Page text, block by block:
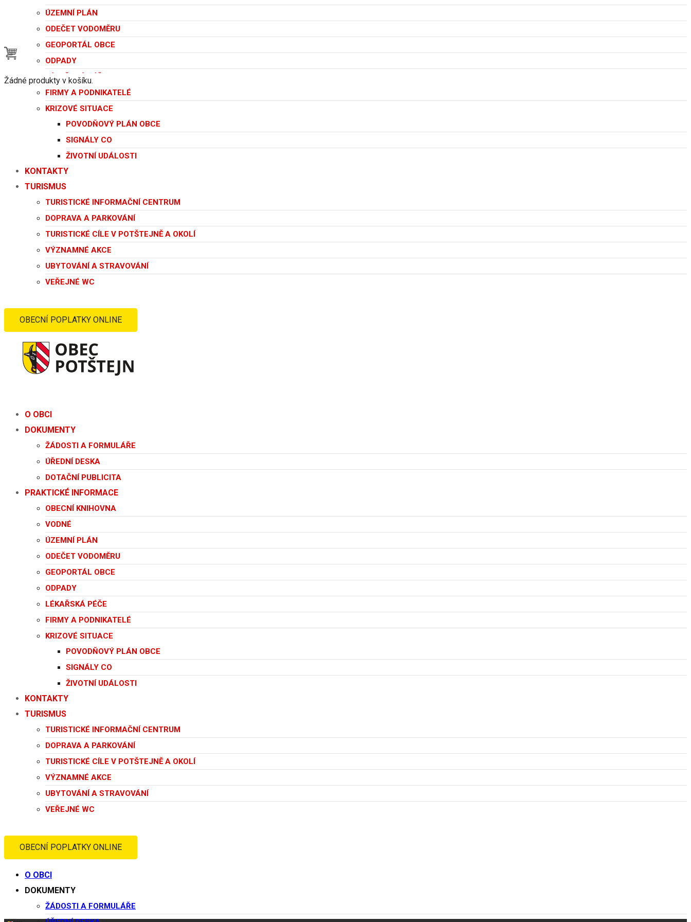
Žádné produkty v košíku.
ÚZEMNÍ PLÁN
ODEČET VODOMĚRU
GEOPORTÁL OBCE
ODPADY
LÉKAŘSKÁ PÉČE
FIRMY A PODNIKATELÉ
KRIZOVÉ SITUACE
POVODŇOVÝ PLÁN OBCE
SIGNÁLY CO
ŽIVOTNÍ UDÁLOSTI
KONTAKTY
TURISMUS
TURISTICKÉ INFORMAČNÍ CENTRUM
DOPRAVA A PARKOVÁNÍ
TURISTICKÉ CÍLE V POTŠTEJNĚ A OKOLÍ
VÝZNAMNÉ AKCE
UBYTOVÁNÍ A STRAVOVÁNÍ
VEŘEJNÉ WC
OBECNÍ POPLATKY ONLINE
O OBCI
DOKUMENTY
ŽÁDOSTI A FORMULÁŘE
ÚŘEDNÍ DESKA
DOTAČNÍ PUBLICITA
PRAKTICKÉ INFORMACE
OBECNÍ KNIHOVNA
VODNÉ
ÚZEMNÍ PLÁN
ODEČET VODOMĚRU
GEOPORTÁL OBCE
ODPADY
LÉKAŘSKÁ PÉČE
FIRMY A PODNIKATELÉ
KRIZOVÉ SITUACE
POVODŇOVÝ PLÁN OBCE
SIGNÁLY CO
ŽIVOTNÍ UDÁLOSTI
KONTAKTY
TURISMUS
TURISTICKÉ INFORMAČNÍ CENTRUM
DOPRAVA A PARKOVÁNÍ
TURISTICKÉ CÍLE V POTŠTEJNĚ A OKOLÍ
VÝZNAMNÉ AKCE
UBYTOVÁNÍ A STRAVOVÁNÍ
VEŘEJNÉ WC
OBECNÍ POPLATKY ONLINE
O OBCI
DOKUMENTY
ŽÁDOSTI A FORMULÁŘE